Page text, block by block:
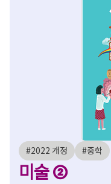
#2022 개정 #중학
미술 ②